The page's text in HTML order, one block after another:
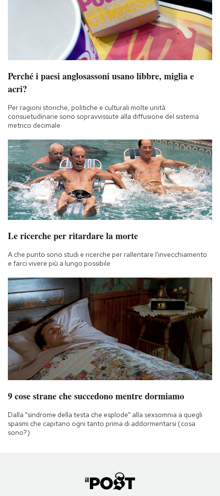
Perché i paesi anglosassoni usano libbre, miglia e
acri?
Per ragioni storiche, politiche e culturali molte unità
consuetudinarie sono sopravvissute alla diffusione del sistema
metrico decimale
Le ricerche per ritardare la morte
A che punto sono studi e ricerche per rallentare l'invecchiamento
e farci vivere più a lungo possibile
9 cose strane che succedono mentre dormiamo
Dalla "sindrome della testa che esplode" alla sexsomnia a quegli
spasmi che capitano ogni tanto prima di addormentarsi (cosa
sono?)